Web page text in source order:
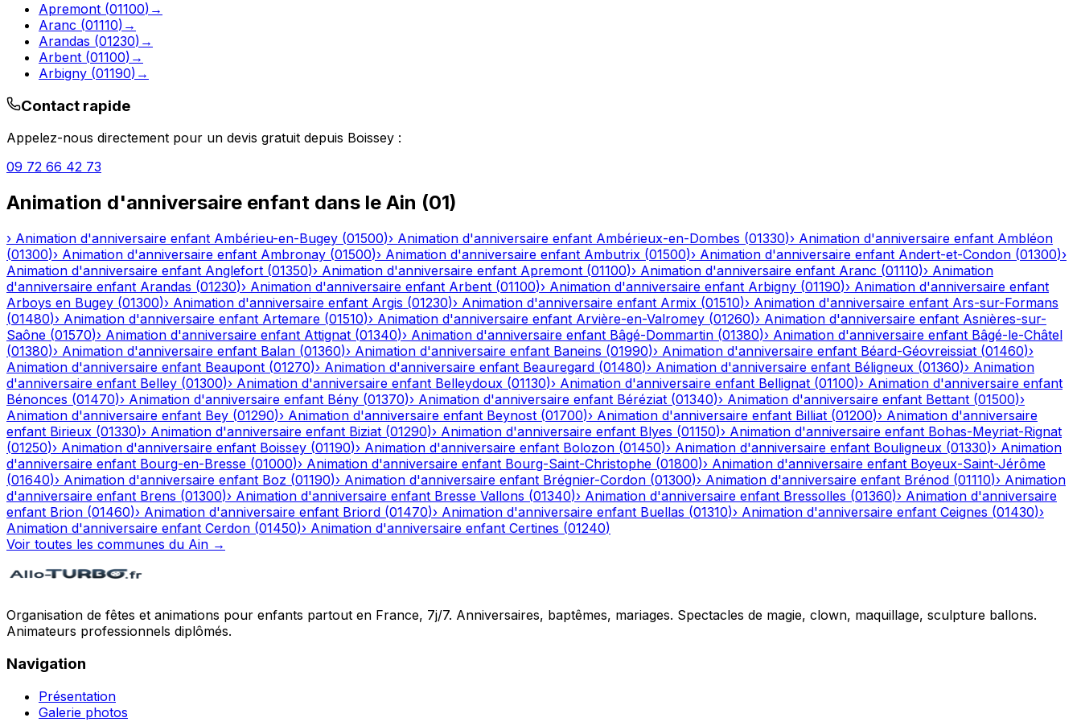
Apremont (01100) →
Aranc (01110) →
Arandas (01230) →
Arbent (01100) →
Arbigny (01190) →
Contact rapide
Appelez-nous directement pour un devis gratuit depuis Boissey :
09 72 66 42 73
Animation d'anniversaire enfant dans le Ain (01)
› Animation d'anniversaire enfant Ambérieu-en-Bugey (01500)› Animation d'anniversaire enfant Ambérieux-en-Dombes (01330)› Animation d'anniversaire enfant Ambléon
(01300)› Animation d'anniversaire enfant Ambronay (01500)› Animation d'anniversaire enfant Ambutrix (01500)› Animation d'anniversaire enfant Andert-et-Condon (01300)›
Animation d'anniversaire enfant Anglefort (01350)› Animation d'anniversaire enfant Apremont (01100)› Animation d'anniversaire enfant Aranc (01110)› Animation
d'anniversaire enfant Arandas (01230)› Animation d'anniversaire enfant Arbent (01100)› Animation d'anniversaire enfant Arbigny (01190)› Animation d'anniversaire enfant
Arboys en Bugey (01300)› Animation d'anniversaire enfant Argis (01230)› Animation d'anniversaire enfant Armix (01510)› Animation d'anniversaire enfant Ars-sur-Formans
(01480)› Animation d'anniversaire enfant Artemare (01510)› Animation d'anniversaire enfant Arvière-en-Valromey (01260)› Animation d'anniversaire enfant Asnières-sur-
Saône (01570)› Animation d'anniversaire enfant Attignat (01340)› Animation d'anniversaire enfant Bâgé-Dommartin (01380)› Animation d'anniversaire enfant Bâgé-le-Châtel
(01380)› Animation d'anniversaire enfant Balan (01360)› Animation d'anniversaire enfant Baneins (01990)› Animation d'anniversaire enfant Béard-Géovreissiat (01460)›
Animation d'anniversaire enfant Beaupont (01270)› Animation d'anniversaire enfant Beauregard (01480)› Animation d'anniversaire enfant Béligneux (01360)› Animation
d'anniversaire enfant Belley (01300)› Animation d'anniversaire enfant Belleydoux (01130)› Animation d'anniversaire enfant Bellignat (01100)› Animation d'anniversaire enfant
Bénonces (01470)› Animation d'anniversaire enfant Bény (01370)› Animation d'anniversaire enfant Béréziat (01340)› Animation d'anniversaire enfant Bettant (01500)›
Animation d'anniversaire enfant Bey (01290)› Animation d'anniversaire enfant Beynost (01700)› Animation d'anniversaire enfant Billiat (01200)› Animation d'anniversaire
enfant Birieux (01330)› Animation d'anniversaire enfant Biziat (01290)› Animation d'anniversaire enfant Blyes (01150)› Animation d'anniversaire enfant Bohas-Meyriat-Rignat
(01250)› Animation d'anniversaire enfant Boissey (01190)› Animation d'anniversaire enfant Bolozon (01450)› Animation d'anniversaire enfant Bouligneux (01330)› Animation
d'anniversaire enfant Bourg-en-Bresse (01000)› Animation d'anniversaire enfant Bourg-Saint-Christophe (01800)› Animation d'anniversaire enfant Boyeux-Saint-Jérôme
(01640)› Animation d'anniversaire enfant Boz (01190)› Animation d'anniversaire enfant Brégnier-Cordon (01300)› Animation d'anniversaire enfant Brénod (01110)› Animation
d'anniversaire enfant Brens (01300)› Animation d'anniversaire enfant Bresse Vallons (01340)› Animation d'anniversaire enfant Bressolles (01360)› Animation d'anniversaire
enfant Brion (01460)› Animation d'anniversaire enfant Briord (01470)› Animation d'anniversaire enfant Buellas (01310)› Animation d'anniversaire enfant Ceignes (01430)›
Animation d'anniversaire enfant Cerdon (01450)› Animation d'anniversaire enfant Certines (01240)
Voir toutes les communes du Ain →
Organisation de fêtes et animations pour enfants partout en France, 7j/7. Anniversaires, baptêmes, mariages. Spectacles de magie, clown, maquillage, sculpture ballons.
Animateurs professionnels diplômés.
Navigation
Présentation
Galerie photos